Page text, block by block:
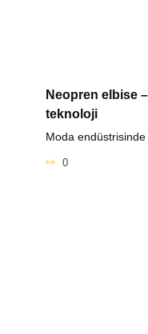
Neopren elbise
teknoloji
Moda
0